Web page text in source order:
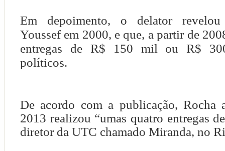
Em depoimento, o delator
Youssef em 2000, e que, a partir de
entregas de R$ 150 mil ou R$
políticos.
De acordo com a publicação, Rocha
2013 realizou “umas quatro entregas
diretor da UTC chamado Miranda, no